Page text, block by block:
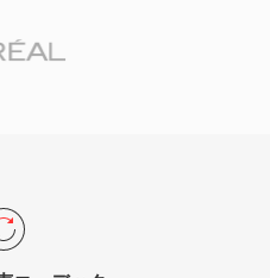
。AMRはその狭い帯